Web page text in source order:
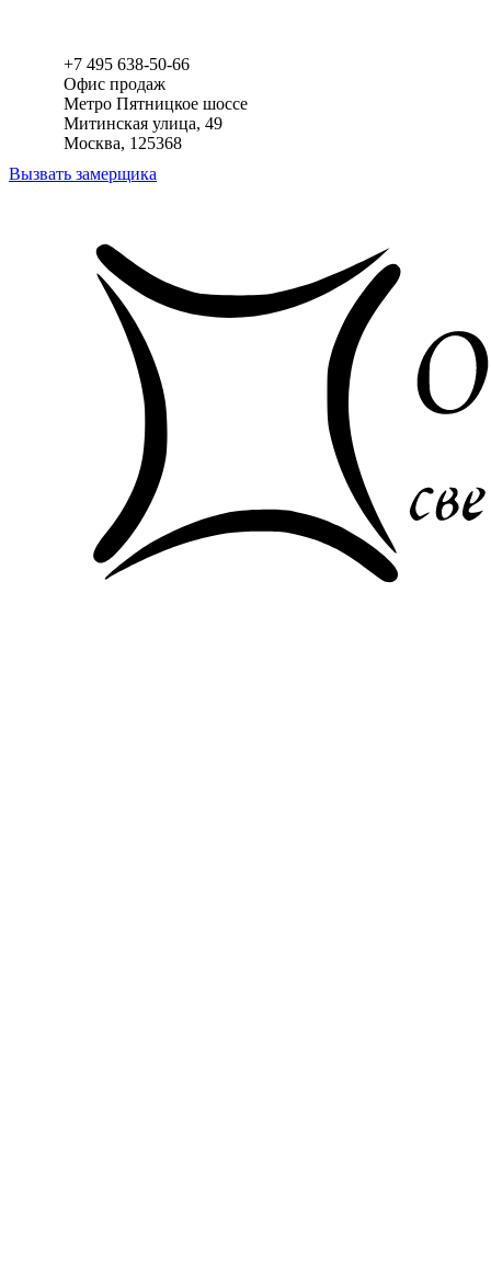
+7 495 638-50-66
Офис продаж
Метро Пятницкое шоссе
Митинская улица, 49
Москва, 125368
Вызвать замерщика